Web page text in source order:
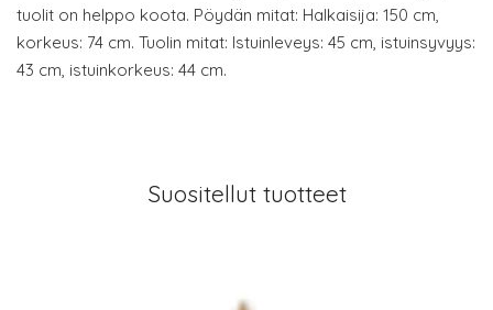
tuolit on helppo koota. Pöydän mitat: Halkaisija: 150 cm,
korkeus: 74 cm. Tuolin mitat: Istuinleveys: 45 cm, istuinsyvyys:
43 cm, istuinkorkeus: 44 cm.
Suositellut tuotteet